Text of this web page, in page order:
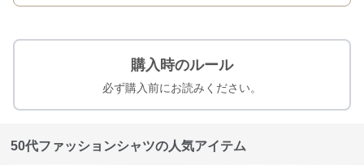
購入時のルール
必ず購入前にお読みください。
50代ファッションシャツの人気アイテム